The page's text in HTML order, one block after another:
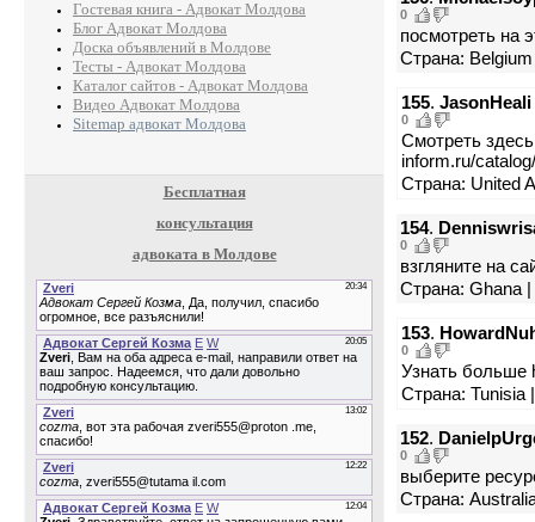
Гостевая книга - Адвокат Молдова
Блог Адвокат Молдова
Доска объявлений в Молдове
Тесты - Адвокат Молдова
Каталог сайтов - Адвокат Молдова
Видео Адвокат Молдова
Sitemap адвокат Молдова
Бесплатная
консультация
адвоката в Молдове
0
посмотреть на
Страна:
155. JasonHeali
0
Смотреть
inform.ru/
Страна: United
154.
0
взгляните на
Страна: Ghana
153.
0
Узнать больше
Страна: Tunisia
152.
0
выберите
Страна: